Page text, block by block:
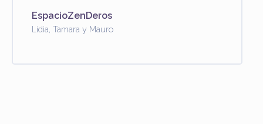
EspacioZenDeros
Lidia, Tamara y Mauro